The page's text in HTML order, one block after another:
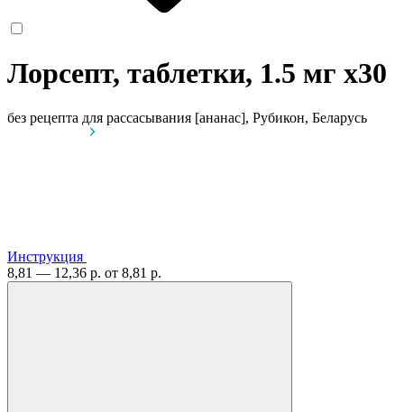
Лорсепт, таблетки, 1.5 мг x30
без рецепта для рассасывания [ананас], Рубикон, Беларусь
Инструкция
8,81 — 12,36 р. от 8,81 р.